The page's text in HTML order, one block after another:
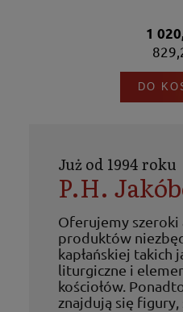
1
DO
Już od 1994 roku
P.H.
Oferujemy
produktów
kapłańskiej takich
liturgiczne i
kościołów.
znajdują się figury,